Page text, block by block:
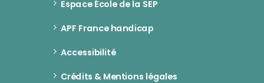
Espace École de la SEP
APF France handicap
Accessibilité
Crédits & Mentions légales